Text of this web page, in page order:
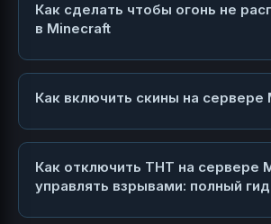
Как сделать чтобы огонь не
в Minecraft
Как включить скины на сервере
Как отключить ТНТ на сервере
управлять взрывами: полный гид